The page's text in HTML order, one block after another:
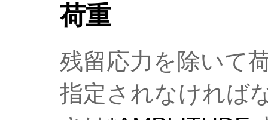
荷重
残留応力を除いて
指定されなければ